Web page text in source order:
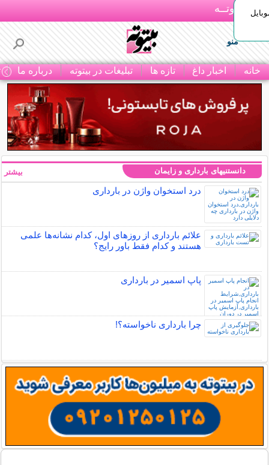
بـیتوتــه
منو
خانه اخبار داغ تازه ها تبلیغات در بیتوته درباره ما
دانستنیهای بارداری و زایمان
درد استخوان واژن در بارداری
علائم بارداری از روزهای اول، کدام نشانه‌ها علمی
هستند و کدام فقط باور رایج؟
پاپ اسمیر در بارداری
چرا بارداری ناخواسته؟!
بیشتر